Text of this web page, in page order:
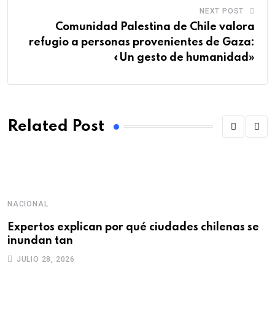
NEXT POST
Comunidad Palestina de Chile valora
refugio a personas provenientes de Gaza:
«Un gesto de humanidad»
Related Post
NACIONAL
Expertos explican por qué ciudades chilenas se
inundan tan
JULIO 28, 2026